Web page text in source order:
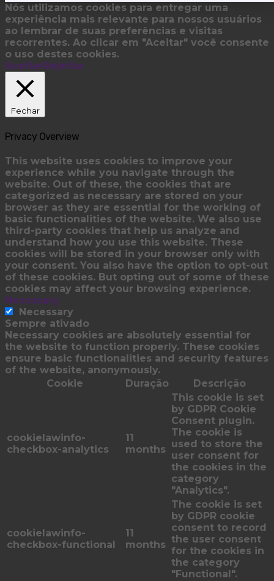
Nós utilizamos cookies para entregar uma
experiência mais relevante para nossos usuários
ao lembrar de suas preferências e visitas
recorrentes. Ao clicar em "Aceitar" você consente
o uso destes cookies.
Aceitar Rejeitar
Fechar
Privacy Overview
This website uses cookies to improve your
experience while you navigate through the
website. Out of these, the cookies that are
categorized as necessary are stored on your
browser as they are essential for the working of
basic functionalities of the website. We also use
third-party cookies that help us analyze and
understand how you use this website. These
cookies will be stored in your browser only with
your consent. You also have the option to opt-out
of these cookies. But opting out of some of these
cookies may affect your browsing experience.
Necessary
Necessary
Sempre ativado
Necessary cookies are absolutely essential for
the website to function properly. These cookies
ensure basic functionalities and security features
of the website, anonymously.
Cookie
Duração Descrição
cookielawinfo-
checkbox-analytics
11
months
This cookie is set
by GDPR Cookie
Consent plugin.
The cookie is
used to store the
user consent for
the cookies in the
category
"Analytics".
cookielawinfo-
checkbox-functional
11
months
The cookie is set
by GDPR cookie
consent to record
the user consent
for the cookies in
the category
"Functional".